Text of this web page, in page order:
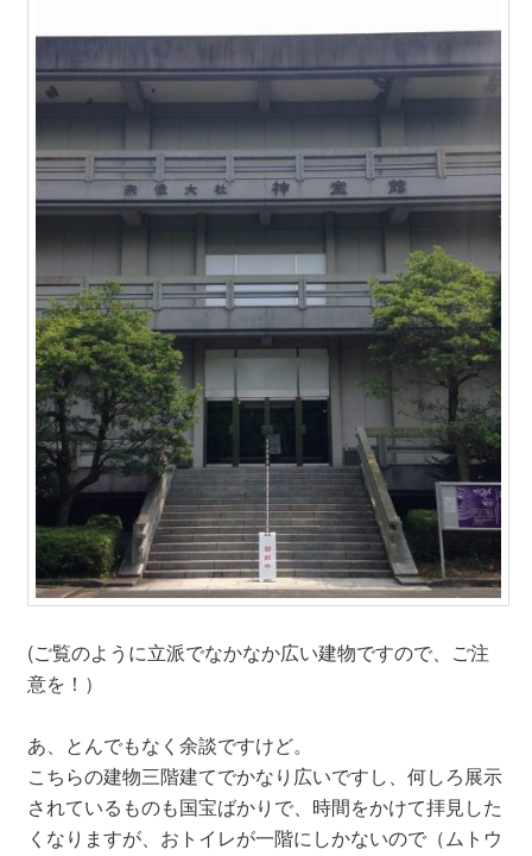
(ご覧のように立派でなかなか広い建物ですので、ご注
意を！）
あ、とんでもなく余談ですけど。
こちらの建物三階建てでかなり広いですし、何しろ展示
されているものも国宝ばかりで、時間をかけて拝見した
くなりますが、おトイレが一階にしかないので（ムトウ